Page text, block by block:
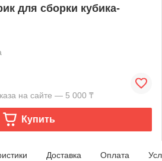
для сборки кубика-
на сайте — 5 000 ₸
Купить
Доставка Оплата